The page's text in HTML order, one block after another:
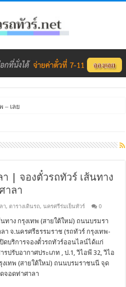
– เลย
| จองตั๋วรถทัวร์ เส้นทาง
าลา
า, ตารางเดินรถ,นครศรีร่มเย็นทัวร์ 0
ทาง กรุงเทพ (สายใต้ใหม่) ถนนบรมรา
า จ.นครศรีธรรมราช (รถทัวร์ กรุงเทพ-
ดบริการจองตั๋วรถทัวร์ออนไลน์ได้แก่
ปรับอากาศประเภท , ป.1, วิไอพี 32, วิไอ
งเทพ (สายใต้ใหม่) ถนนบรมราชนนี จุด
จอดท่าศาลา